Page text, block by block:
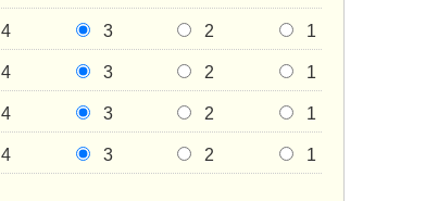
4 3 2 1
4 3 2 1
4 3 2 1
4 3 2 1